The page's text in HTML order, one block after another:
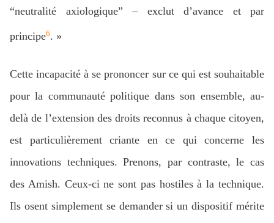
“neutralité axiologique” – exclut d’avance et par
principe6. »
Cette incapacité à se prononcer sur ce qui est souhaitable
pour la communauté politique dans son ensemble, au-
delà de l’extension des droits reconnus à chaque citoyen,
est particulièrement criante en ce qui concerne les
innovations techniques. Prenons, par contraste, le cas
des Amish. Ceux-ci ne sont pas hostiles à la technique.
Ils osent simplement se demander si un dispositif mérite